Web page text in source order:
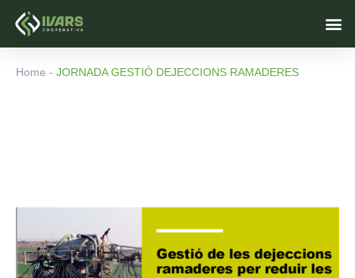
Home - JORNADA GESTIÓ DEJECCIONS RAMADERES